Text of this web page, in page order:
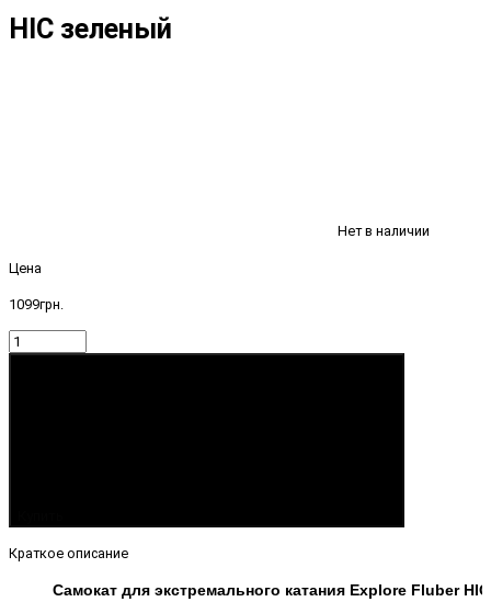
HIC зеленый
Нет в наличии
Цена
1099грн.
Краткое описание
Самокат для экстремального катания Explore Fluber HIC